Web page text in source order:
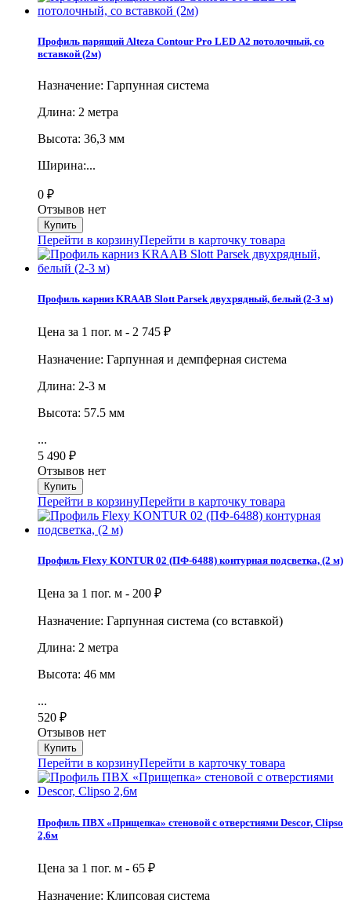
Профиль парящий Alteza Contour Pro LED А2 потолочный, со
вставкой (2м)
Назначение: Гарпунная система
Длина: 2 метра
Высота: 36,3 мм
Ширина:...
0 ₽
Отзывов нет
Перейти в корзинуПерейти в карточку товара
Профиль карниз KRAAB Slott Parsek двухрядный, белый (2-3 м)
Цена за 1 пог. м - 2 745 ₽
Назначение: Гарпунная и демпферная система
Длина: 2-3 м
Высота: 57.5 мм
...
5 490 ₽
Отзывов нет
Перейти в корзинуПерейти в карточку товара
Профиль Flexy KONTUR 02 (ПФ-6488) контурная подсветка, (2 м)
Цена за 1 пог. м - 200 ₽
Назначение: Гарпунная система (со вставкой)
Длина: 2 метра
Высота: 46 мм
...
520 ₽
Отзывов нет
Перейти в корзинуПерейти в карточку товара
Профиль ПВХ «Прищепка» стеновой с отверстиями Descor, Clipso
2,6м
Цена за 1 пог. м - 65 ₽
Назначение: Клипсовая система